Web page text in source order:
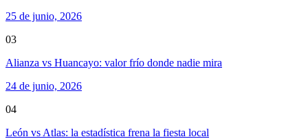
25 de junio, 2026
03
Alianza vs Huancayo: valor frío donde nadie mira
24 de junio, 2026
04
León vs Atlas: la estadística frena la fiesta local